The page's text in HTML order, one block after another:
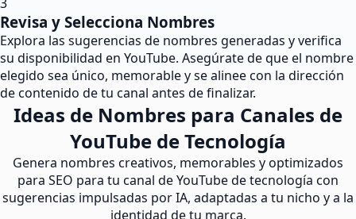
Revisa y Selecciona Nombres
Explora las sugerencias de nombres generadas y verifica
su disponibilidad en YouTube. Asegúrate de que el nombre
elegido sea único, memorable y se alinee con la dirección
de contenido de tu canal antes de finalizar.
Ideas de Nombres para Canales de
YouTube de Tecnología
Genera nombres creativos, memorables y optimizados
para SEO para tu canal de YouTube de tecnología con
sugerencias impulsadas por IA, adaptadas a tu nicho y a la
identidad de tu marca.